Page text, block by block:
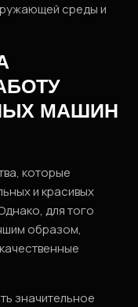
среды и
МАШИН
которые
и красивых
для того
образом,
значительное